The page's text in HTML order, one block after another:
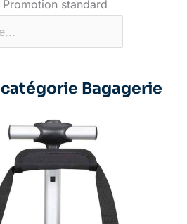
catégorie Bagagerie